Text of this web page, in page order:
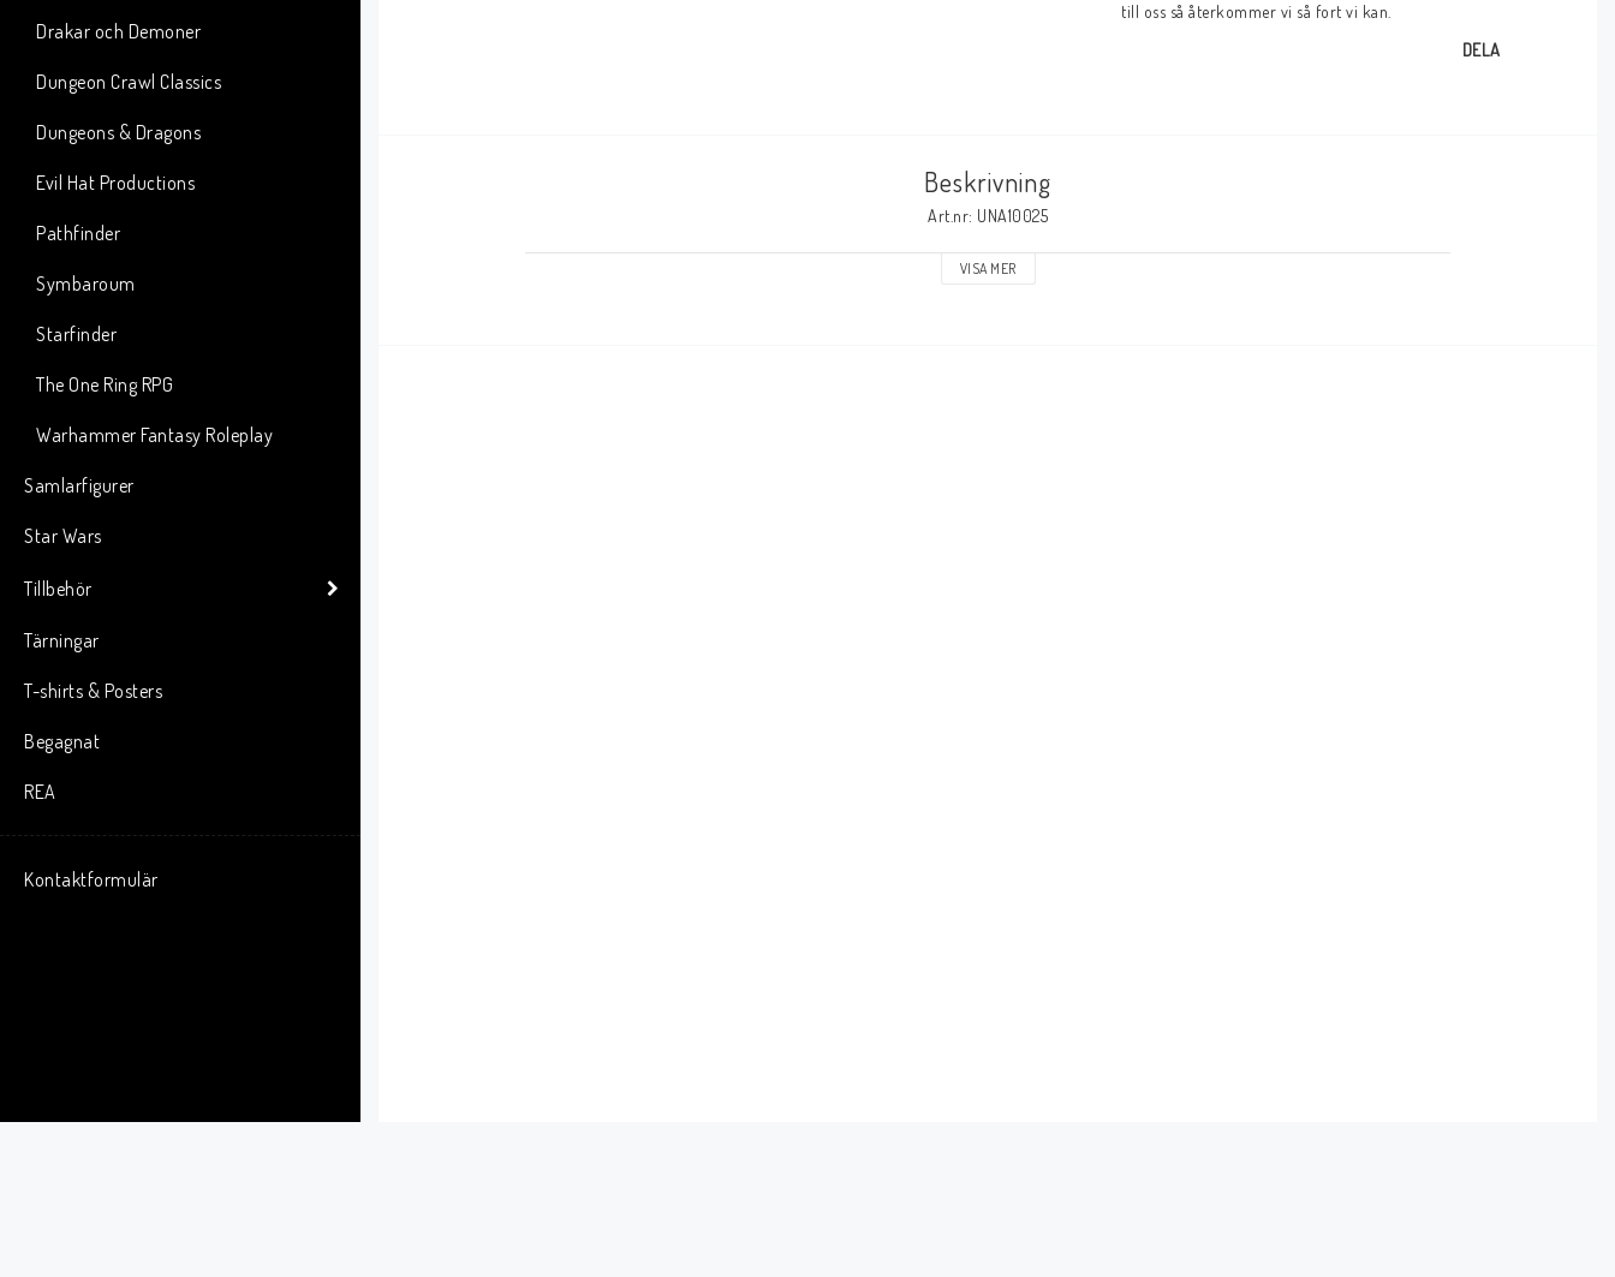
Drakar och Demoner
Dungeon Crawl Classics
Dungeons & Dragons
Evil Hat Productions
Pathfinder
Symbaroum
Starfinder
The One Ring RPG
Warhammer Fantasy Roleplay
Samlarfigurer
Star Wars
Tillbehör
Tärningar
T-shirts & Posters
Begagnat
REA
Kontaktformulär
till oss så återkommer vi så fort vi kan.
DELA
Beskrivning
Art.nr: UNA10025
VISA MER